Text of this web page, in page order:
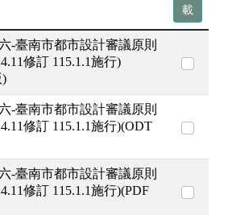
載
-臺南市都市設計審議原則
修訂 115.1.1施行)
)
-臺南市都市設計審議原則
修訂 115.1.1施行)(ODT
-臺南市都市設計審議原則
修訂 115.1.1施行)(PDF